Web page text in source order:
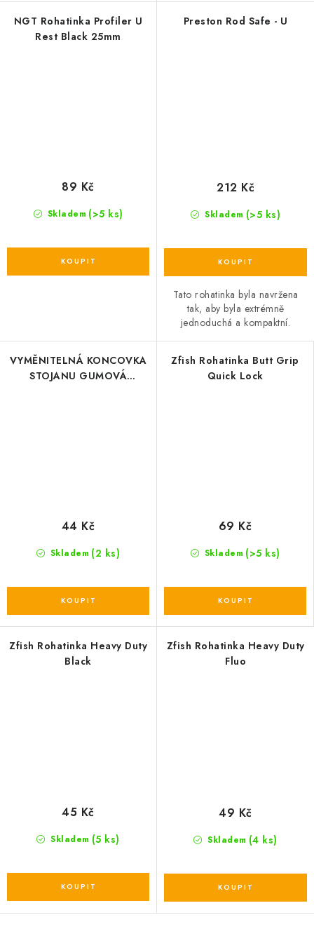
NGT Rohatinka Profiler U
Rest Black 25mm
Skladem (>5 ks)
89 Kč
Preston Rod Safe - U
Skladem (>5 ks)
212 Kč
Tato rohatinka byla navržena
tak, aby byla extrémně
jednoduchá a kompaktní.
VYMĚNITELNÁ KONCOVKA
STOJANU GUMOVÁ
Skladem (2 ks)
44 Kč
Zfish Rohatinka Butt Grip
Quick Lock
Skladem (>5 ks)
69 Kč
Zfish Rohatinka Heavy Duty
Black
Skladem (5 ks)
45 Kč
Zfish Rohatinka Heavy Duty
Fluo
Skladem (4 ks)
49 Kč